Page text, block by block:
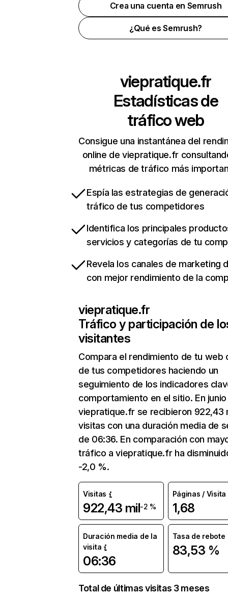
Crea una cuenta en Semrush
¿Qué es Semrush?
viepratique.fr
Estadísticas de
tráfico web
Consigue una instantánea del
online de viepratique.fr
métricas de tráfico más
Espía las estrategias de
tráfico de tus competidores
Identifica los principales
servicios y categorías de tu
Revela los canales de marketing
con mejor rendimiento de la
viepratique.fr
Tráfico y participación de
visitantes
Compara el rendimiento de tu web
de tus competidores haciendo un
seguimiento de los indicadores
comportamiento en el sitio. En junio
viepratique.fr se recibieron 922,43
visitas con una duración media de
de 06:36. En comparación con
tráfico a viepratique.fr ha
-2,0 %.
Visitas
922,43 mil-2 %
Páginas / Visita
1,68
Duración media de la
visita
06:36
Tasa de rebote
83,53 %
Total de últimas visitas 3 meses